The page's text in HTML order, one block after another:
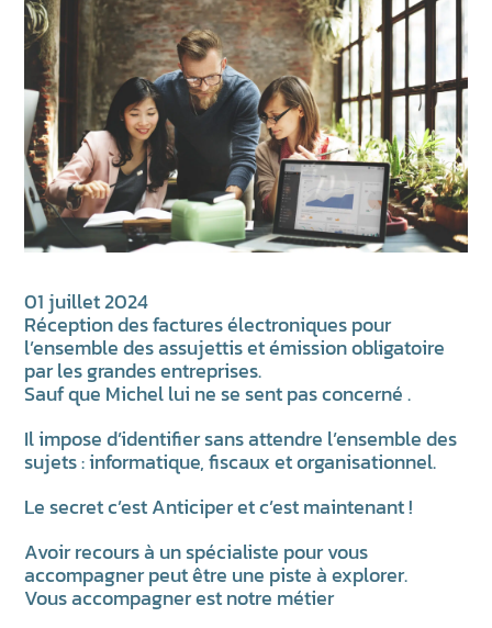
01 juillet 2024
Réception des factures électroniques pour
l’ensemble des assujettis et émission obligatoire
par les grandes entreprises.
Sauf que Michel lui ne se sent pas concerné .
Il impose d’identifier sans attendre l’ensemble des
sujets : informatique, fiscaux et organisationnel.
Le secret c’est Anticiper et c’est maintenant !
Avoir recours à un spécialiste pour vous
accompagner peut être une piste à explorer.
Vous accompagner est notre métier